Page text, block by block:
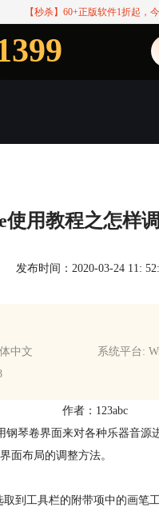
【秒杀】60+正版软件1折起，
使用教程之怎样
发布时间：2020-03-24 11:
中文
系统平台:
作者：123abc
钢琴卷界面来对各种乐器音
面布局的调整方法。
到工具栏的附带项中的画笔工